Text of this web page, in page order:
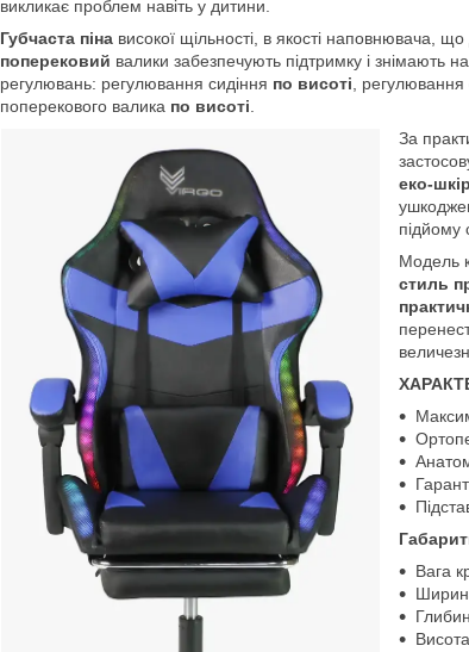
викликає проблем навіть у дитини.
Губчаста піна високої щільності, в якості наповнювача,
поперековий валики забезпечують підтримку і знімають
регулювань: регулювання сидіння по висоті ,
поперекового валика по висоті
За
еко-
підйому
Модель
стиль
Вага